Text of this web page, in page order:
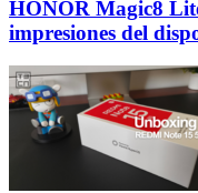
HONOR Magic8
impresiones del